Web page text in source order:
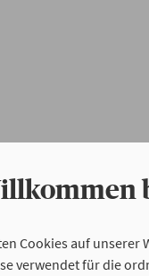
Cookies auf unserer
verwendet für die